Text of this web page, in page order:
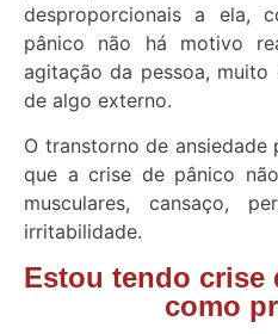
desproporcionais a ela,
pânico não há motivo
agitação da pessoa,
de algo externo.
O transtorno de ansiedade
que a crise de pânico
musculares, cansaço,
irritabilidade.
Estou tendo crise
como